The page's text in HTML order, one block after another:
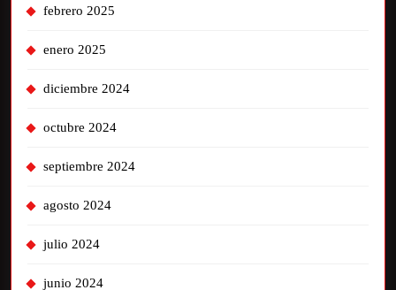
febrero 2025
enero 2025
diciembre 2024
octubre 2024
septiembre 2024
agosto 2024
julio 2024
junio 2024